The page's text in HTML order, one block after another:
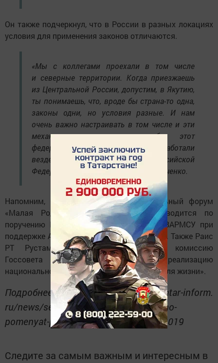
Он также подчеркнул, что в России в разных локациях
условия для применения законов отличаются.
«Мы с коллегами проехали в том числе
и северные территории. Когда приезжаешь
из Центральной России, допустим, в Якутию,
ты понимаешь, что, вроде бы страна-то одна,
законы одни, но условия разные. И нам
очень важно настраивать в том числе и эти
механизмы для того, чтобы этот
федеральный закон и подходы работали
везде, на всей территории Российской
Федерации», — заключил Андрей Шевченко.
Напомним, II Всероссийский муниципальный форум
«Малая Родина — сила России» проводится по
поручению Президента РФ, организован ВАРМСУ при
поддержке Администрации Президента РФ. Также Раис
РТ Рустам Минниханов возглавляет комиссию
Госсовета РФ, ответственную за реализацию
национального проекта «Инфраструктура для жизни».
Подробнее: https://www. tatar-inform.
ru/news/senator-andrei-sevcenko-vazno-
pomenyat-podxod-k-razvitiyu-zkx-5972019
Следите за самым важным и интересным в